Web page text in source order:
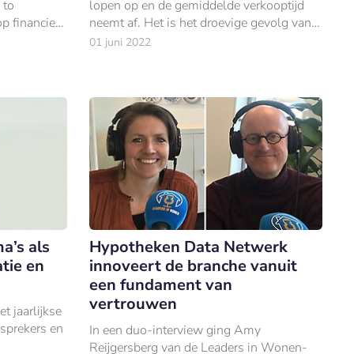
to
financieel
lopen op en de gemiddelde verkooptijd
neemt af. Het is het droevige gevolg van
de overhitte woningmarkt waar Nederland
01 juni 2022
als
en
jaarlijkse
en
Hypotheken Data Netwerk
innoveert de branche vanuit
een fundament van
vertrouwen
In een duo-interview ging Amy
Reijgersberg van de Leaders in Wonen-